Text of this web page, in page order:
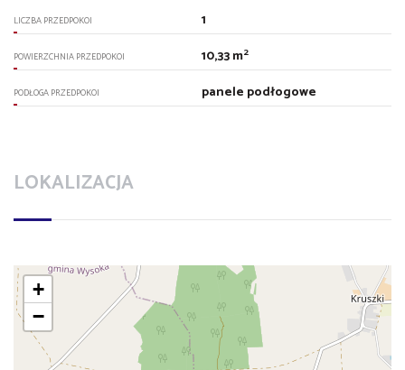
LICZBA PRZEDPOKOI 1
POWIERZCHNIA PRZEDPOKOI 10,33 m2
PODŁOGA PRZEDPOKOI panele podłogowe
LOKALIZACJA
+
−